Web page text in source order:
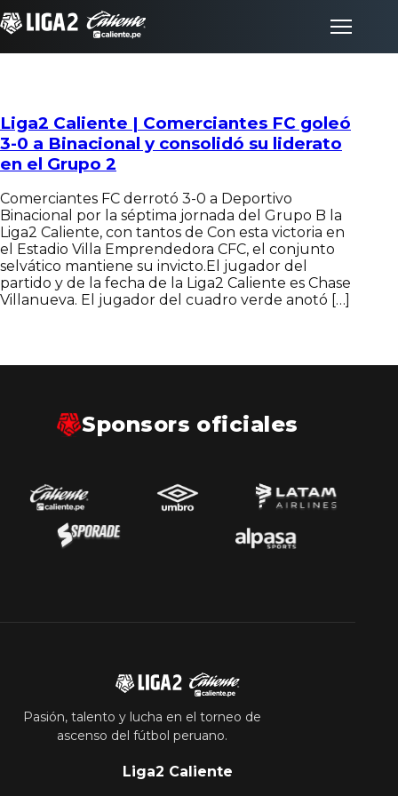
Inicio
Partidos
Posiciones
LigaFan
Documentos
Liga2 Caliente | Comerciantes FC goleó
3-0 a Binacional y consolidó su liderato
en el Grupo 2
Comerciantes FC derrotó 3-0 a Deportivo
Binacional por la séptima jornada del Grupo B la
Liga2 Caliente, con tantos de Con esta victoria en
el Estadio Villa Emprendedora CFC, el conjunto
selvático mantiene su invicto.El jugador del
partido y de la fecha de la Liga2 Caliente es Chase
Villanueva. El jugador del cuadro verde anotó […]
Sponsors oficiales
Pasión, talento y lucha en el torneo de
ascenso del fútbol peruano.
Liga2 Caliente